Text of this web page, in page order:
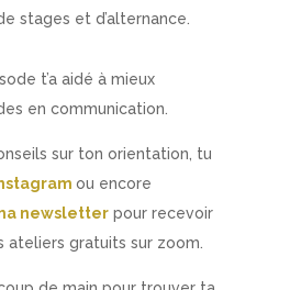
stages et d’alternance.
t’a aidé à mieux
en communication.
sur ton orientation, tu
ou encore
newsletterpour recevoir
ateliers gratuits sur zoom.